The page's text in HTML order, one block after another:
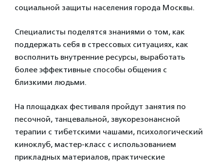
социальной защиты населения города Москвы.
Специалисты поделятся знаниями о том, как
поддержать себя в стрессовых ситуациях, как
восполнить внутренние ресурсы, выработать
более эффективные способы общения с
близкими людьми.
На площадках фестиваля пройдут занятия по
песочной, танцевальной, звукорезонансной
терапии с тибетскими чашами, психологический
киноклуб, мастер-класс с использованием
прикладных материалов, практические